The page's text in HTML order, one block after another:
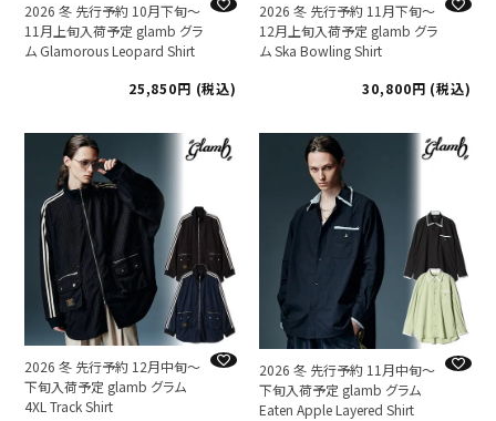
2026 冬 先行予約 10月下旬～
11月上旬入荷予定 glamb グラ
ム Glamorous Leopard Shirt
25,850
税込
2026 冬 先行予約 11月下旬～
12月上旬入荷予定 glamb グラ
ム Ska Bowling Shirt
30,800
税込
2026 冬 先行予約 12月中旬～
下旬入荷予定 glamb グラム
4XL Track Shirt
2026 冬 先行予約 11月中旬～
下旬入荷予定 glamb グラム
Eaten Apple Layered Shirt